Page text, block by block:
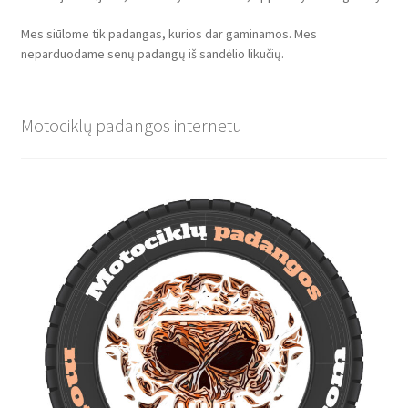
Mes siūlome tik padangas, kurios dar gaminamos. Mes
neparduodame senų padangų iš sandėlio likučių.
Motociklų padangos internetu